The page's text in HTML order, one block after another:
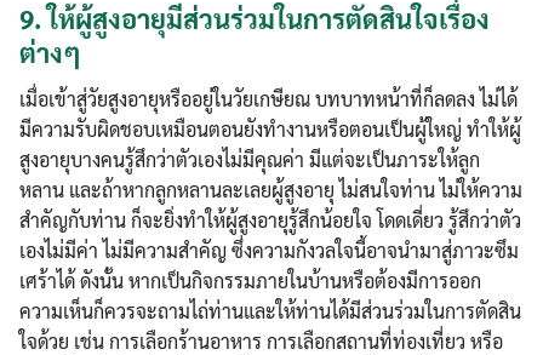
9.ให้ผู้สูงอายุมีส่วนร่วมในการตัดสินใจเรื่อง
ต่างๆ
เมื่อเข้าสู่วัยสูงอายุหรืออยู่ในวัยเกษียณ บทบาทหน้าที่ก็ลดลง ไม่ได้
มีความรับผิดชอบเหมือนตอนยังทำงานหรือตอนเป็นผู้ใหญ่ ทำให้ผู้
สูงอายุบางคนรู้สึกว่าตัวเองไม่มีคุณค่า มีแต่จะเป็นภาระให้ลูก
หลาน และถ้าหากลูกหลานละเลยผู้สูงอายุ ไม่สนใจท่าน ไม่ให้ความ
สำคัญกับท่าน ก็จะยิ่งทำให้ผู้สูงอายุรู้สึกน้อยใจ โดดเดี่ยว รู้สึกว่าตัว
เองไม่มีค่า ไม่มีความสำคัญ ซึ่งความกังวลใจนี้อาจนำมาสู่ภาวะซึม
เศร้าได้ ดังนั้น หากเป็นกิจกรรมภายในบ้านหรือต้องมีการออก
ความเห็นก็ควรจะถามไถ่ท่านและให้ท่านได้มีส่วนร่วมในการตัดสิน
ใจด้วย เช่น การเลือกร้านอาหาร การเลือกสถานที่ท่องเที่ยว หรือ